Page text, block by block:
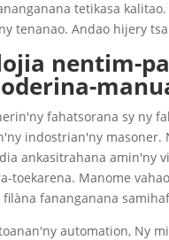
tetikasa
tenanao. Andao hijery
nentim-
fahatsorana sy ny
indostrian'ny masoner.
ankasitrahana amin'ny
toekarena. Manome
fananganana
automation, Ny